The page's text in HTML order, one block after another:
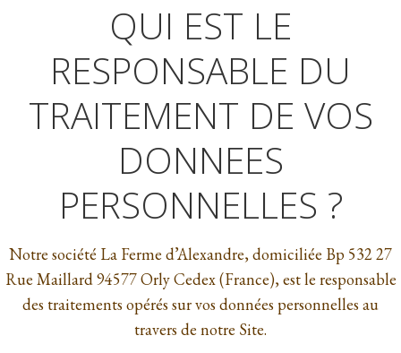
QUI EST LE
RESPONSABLE DU
TRAITEMENT DE VOS
DONNEES
PERSONNELLES ?
Notre société La Ferme d’Alexandre, domiciliée Bp 532 27
Rue Maillard 94577 Orly Cedex (France), est le responsable
des traitements opérés sur vos données personnelles au
travers de notre Site.